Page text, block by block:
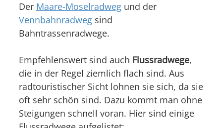
Der Maare-Moselradweg und der
Vennbahnradweg sind
Bahntrassenradwege.
Empfehlenswert sind auch Flussradwege,
die in der Regel ziemlich flach sind. Aus
radtouristischer Sicht lohnen sie sich, da sie
oft sehr schön sind. Dazu kommt man ohne
Steigungen schnell voran. Hier sind einige